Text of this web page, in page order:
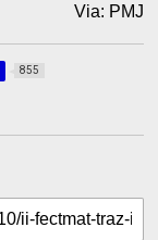
Via: PMJ
855